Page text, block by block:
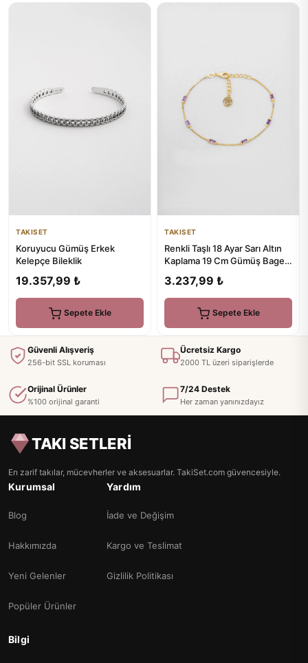
TAKISET
Koruyucu Gümüş Erkek
Kelepçe Bileklik
19.357,99 ₺
Sepete Ekle
TAKISET
Renkli Taşlı 18 Ayar Sarı Altın
Kaplama 19 Cm Gümüş Baget
3.237,99 ₺
Sepete Ekle
Güvenli Alışveriş
256-bit SSL koruması
Ücretsiz Kargo
2000 TL üzeri siparişlerde
Orijinal Ürünler
%100 orijinal garanti
7/24 Destek
Her zaman yanınızdayız
TAKI SETLERİ
En zarif takılar, mücevherler ve aksesuarlar. TakiSet.com güvencesiyle.
Kurumsal
Blog
Hakkımızda
Yeni Gelenler
Popüler Ürünler
Yardım
İade ve Değişim
Kargo ve Teslimat
Gizlilik Politikası
Bilgi